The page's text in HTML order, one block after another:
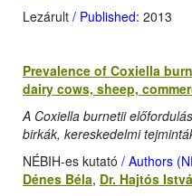
Lezárult / Published: 2013
Prevalence of Coxiella
dairy cows, sheep,
A Coxiella burnetii
birkák, kereskedelmi
NÉBIH-es kutató / Authors
Dénes Béla, Dr. Hajtós